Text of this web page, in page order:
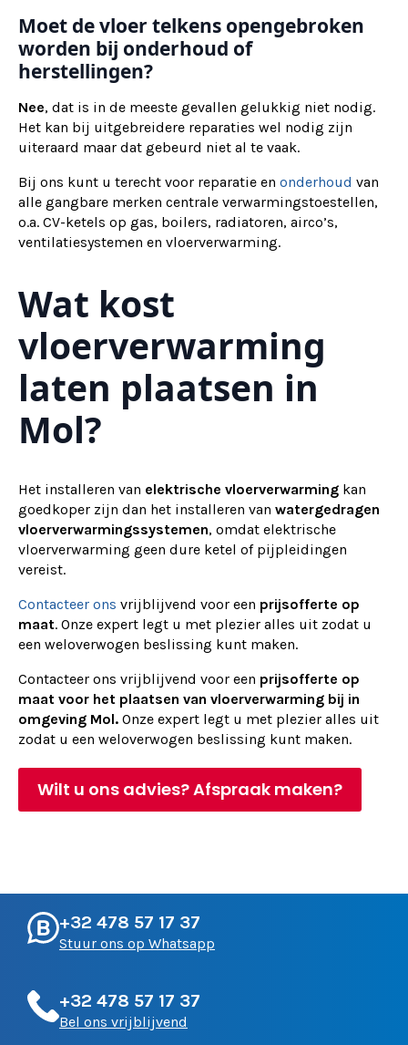
Moet de vloer telkens opengebroken
worden bij onderhoud of
herstellingen?
Nee, dat is in de meeste gevallen gelukkig niet nodig.
Het kan bij uitgebreidere reparaties wel nodig zijn
uiteraard maar dat gebeurd niet al te vaak.
Bij ons kunt u terecht voor reparatie en onderhoud van
alle gangbare merken centrale verwarmingstoestellen,
o.a. CV-ketels op gas, boilers, radiatoren, airco’s,
ventilatiesystemen en vloerverwarming.
Wat kost
vloerverwarming
laten plaatsen in
Mol?
Het installeren van elektrische vloerverwarming kan
goedkoper zijn dan het installeren van watergedragen
vloerverwarmingssystemen, omdat elektrische
vloerverwarming geen dure ketel of pijpleidingen
vereist.
Contacteer ons vrijblijvend voor een prijsofferte op
maat. Onze expert legt u met plezier alles uit zodat u
een weloverwogen beslissing kunt maken.
Contacteer ons vrijblijvend voor een prijsofferte op
maat voor het plaatsen van vloerverwarming bij in
omgeving Mol. Onze expert legt u met plezier alles uit
zodat u een weloverwogen beslissing kunt maken.
Wilt u ons advies? Afspraak maken?
+32 478 57 17 37
Stuur ons op Whatsapp
+32 478 57 17 37
Bel ons vrijblijvend